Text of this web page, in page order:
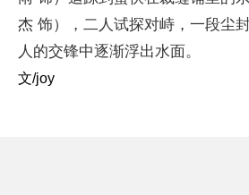
杰 饰），二人试探对峙，一段尘
人的交锋中逐渐浮出水面。
文/joy